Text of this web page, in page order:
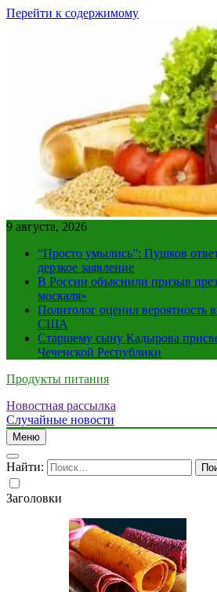
Перейти к содержимому
9 августа, 2026
“Просто умылись”: Пушков
дерзкое заявление
В России объяснили призыв
москаля»
Политолог оценил вероятность
США
Старшему сыну Кадырова
Чеченской Республики
Продукты питания
Новостная рассылка
Случайные новости
Меню
Найти:
Заголовки